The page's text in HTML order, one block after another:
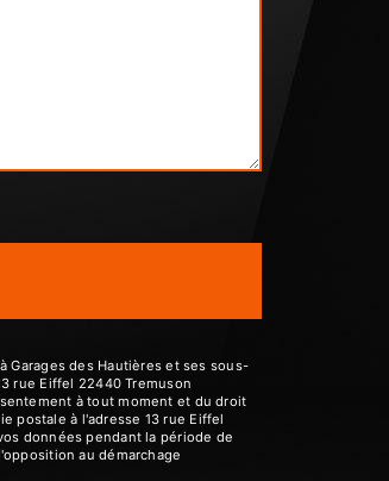
Garages des Hautières et ses sous-
rue Eiffel 22440 Tremuson
à tout moment et du droit
postale à l'adresse 13 rue Eiffel
données pendant la période de
au démarchage